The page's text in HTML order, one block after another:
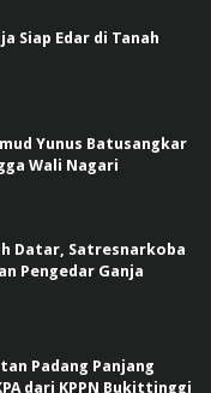
Siap Edar di Tanah
Yunus Batusangkar
Wali Nagari
Datar, Satresnarkoba
Pengedar Ganja
Padang Panjang
dari KPPN Bukittinggi